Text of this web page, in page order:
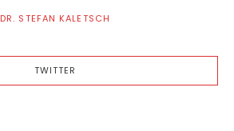
DR. STEFAN KALETSCH
TWITTER